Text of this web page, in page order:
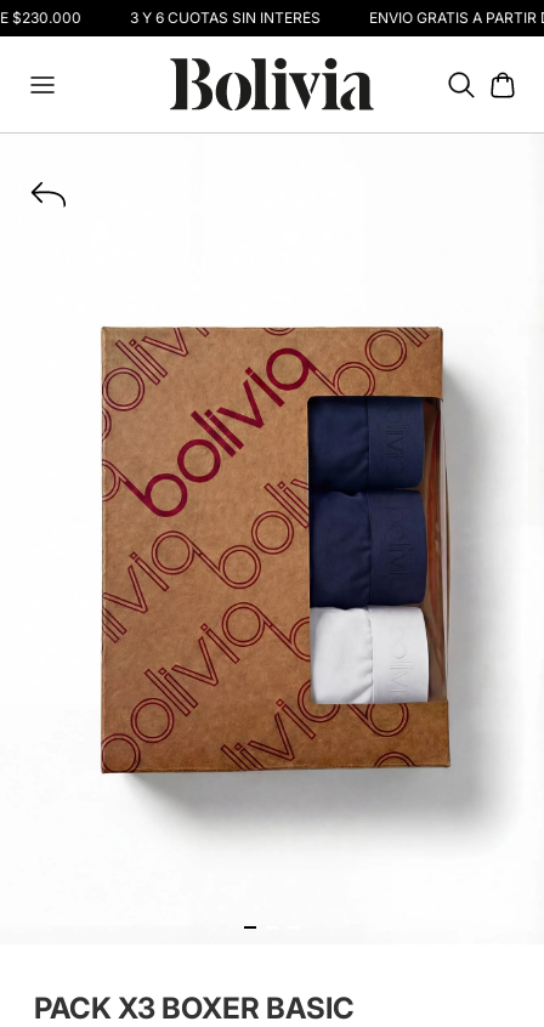
$230.000 3 Y 6 CUOTAS SIN INTERÉS ENVIO GRATIS A
PACK X3 BOXER BASIC